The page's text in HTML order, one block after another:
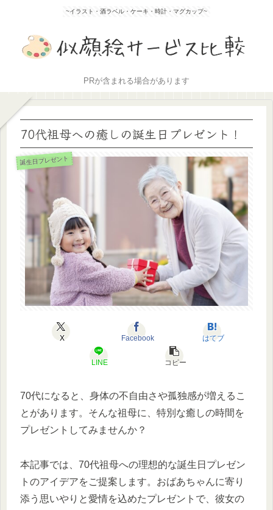
~イラスト・酒ラベル・ケーキ・時計・マグカップ~
PRが含まれる場合があります
70代祖母への癒しの誕生日プレゼント！
誕生日プレゼント
X Facebook はてブ
LINE コピー
70代になると、身体の不自由さや孤独感が増えるこ
とがあります。そんな祖母に、特別な癒しの時間を
プレゼントしてみませんか？
本記事では、70代祖母への理想的な誕生日プレゼン
トのアイデアをご提案します。おばあちゃんに寄り
添う思いやりと愛情を込めたプレゼントで、彼女の